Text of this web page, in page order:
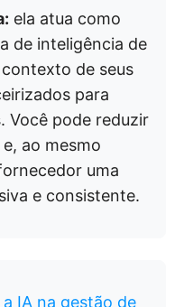
ela atua como
de inteligência de
de seus
para
Você pode reduzir
ao mesmo
uma
e consistente.
IA na gestão de